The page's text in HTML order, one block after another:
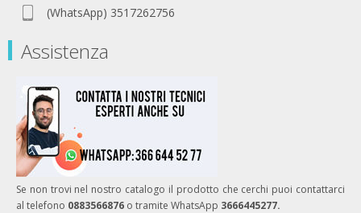
(WhatsApp) 3517262756
Assistenza
Se non trovi nel nostro catalogo il prodotto che cerchi puoi contattarci
al telefono 0883566876 o tramite WhatsApp 3666445277.